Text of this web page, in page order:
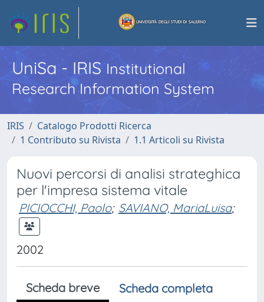
UniSa - IRISInstitutional
Research Information System
IRIS
Catalogo Prodotti Ricerca
1 Contributo su Rivista
1.1 Articoli su Rivista
Nuovi percorsi di analisi strateghica
per l'impresa sistema vitale
PICIOCCHI, Paolo; SAVIANO, MariaLuisa;
2002
Scheda breve
Scheda completa